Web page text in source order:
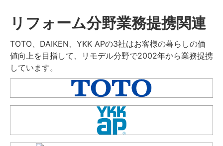
リフォーム分野業務提携関連
TOTO、DAIKEN、YKK APの3社はお客様の暮らしの価
値向上を目指して、リモデル分野で2002年から業務提携
しています。